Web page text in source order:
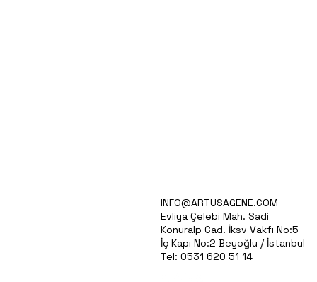
INFO@ARTUSAGENE.COM
Evliya Çelebi Mah. Sadi
Konuralp Cad. İksv Vakfı No:5
İç Kapı No:2 Beyoğlu / İstanbul
Tel: 0531 620 51 14